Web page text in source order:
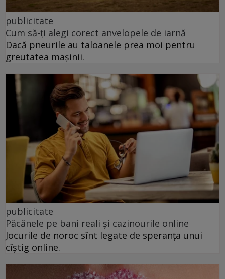
publicitate
Cum să-ți alegi corect anvelopele de iarnă
Dacă pneurile au taloanele prea moi pentru
greutatea mașinii.
publicitate
Păcănele pe bani reali și cazinourile online
Jocurile de noroc sînt legate de speranța unui
cîștig online.